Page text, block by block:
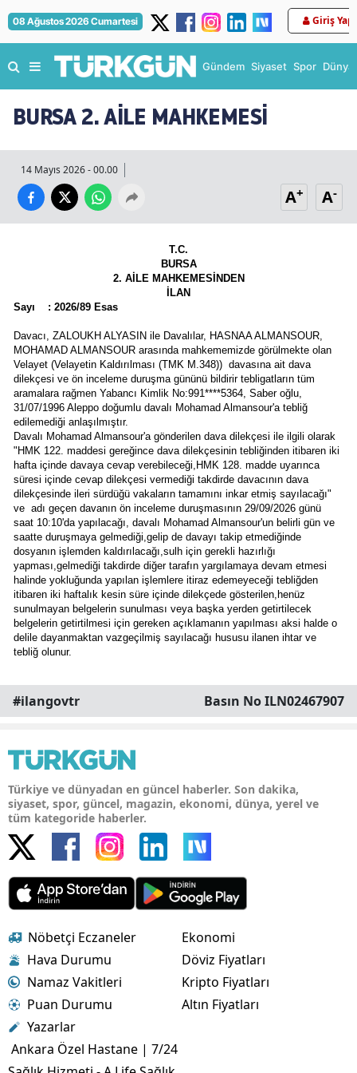
08 Ağustos 2026 Cumartesi Giriş Yap
Gündem Siyaset Spor Dünya
BURSA 2. AİLE MAHKEMESİ
14 Mayıs 2026 - 00.00
A+ A-
T.C.
BURSA
2. AİLE MAHKEMESİNDEN
İLAN
Sayı    : 2026/89 Esas
Davacı, ZALOUKH ALYASIN ile Davalılar, HASNAA ALMANSOUR,
MOHAMAD ALMANSOUR arasında mahkememizde görülmekte olan
Velayet (Velayetin Kaldırılması (TMK M.348))  davasına ait dava
dilekçesi ve ön inceleme duruşma gününü bildirir tebligatların tüm
aramalara rağmen Yabancı Kimlik No:991****5364, Saber oğlu,
31/07/1996 Aleppo doğumlu davalı Mohamad Almansour'a tebliğ
edilemediği anlaşılmıştır.
Davalı Mohamad Almansour'a gönderilen dava dilekçesi ile ilgili olarak
"HMK 122. maddesi gereğince dava dilekçesinin tebliğinden itibaren iki
hafta içinde davaya cevap verebileceği,HMK 128. madde uyarınca
süresi içinde cevap dilekçesi vermediği takdirde davacının dava
dilekçesinde ileri sürdüğü vakaların tamamını inkar etmiş sayılacağı"
ve  adı geçen davanın ön inceleme duruşmasının 29/09/2026 günü
saat 10:10'da yapılacağı, davalı Mohamad Almansour'un belirli gün ve
saatte duruşmaya gelmediği,gelip de davayı takip etmediğinde
dosyanın işlemden kaldırılacağı,sulh için gerekli hazırlığı
yapması,gelmediği takdirde diğer tarafın yargılamaya devam etmesi
halinde yokluğunda yapılan işlemlere itiraz edemeyeceği tebliğden
itibaren iki haftalık kesin süre içinde dilekçede gösterilen,henüz
sunulmayan belgelerin sunulması veya başka yerden getirtilecek
belgelerin getirtilmesi için gereken açıklamanın yapılması aksi halde o
delile dayanmaktan vazgeçilmiş sayılacağı hususu ilanen ihtar ve
tebliğ olunur.
#ilangovtr Basın No ILN02467907
Türkiye ve dünyadan en güncel haberler. Son dakika,
siyaset, spor, güncel, magazin, ekonomi, dünya, yerel ve
tüm kategoride haberler.
Nöbetçi Eczaneler
Hava Durumu
Namaz Vakitleri
Puan Durumu
Yazarlar
Ankara Özel Hastane | 7/24
Ekonomi
Döviz Fiyatları
Kripto Fiyatları
Altın Fiyatları